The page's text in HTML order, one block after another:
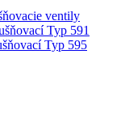
ventily
Typ 591
Typ 595